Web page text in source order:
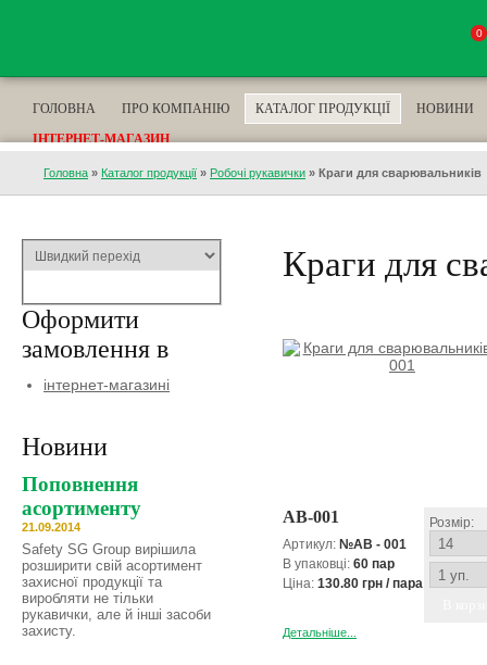
0
ГОЛОВНА ПРО КОМПАНІЮ КАТАЛОГ ПРОДУКЦІЇ
НОВИНИ
ІНТЕРНЕТ-МАГАЗИН
Головна » Каталог продукції » Робочі рукавички » Краги для сварювальників
Оформити
замовлення в
інтернет-магазині
Новини
Поповнення
асортименту
21.09.2014
Safety SG Group вирішила
розширити свій асортимент
захисної продукції та
виробляти не тільки
рукавички, але й інші засоби
захисту.
Краги для
Розмір:
AB-001
Артикул: №AB - 001
В упаковці: 60 пар
Ціна: 130.80 грн / пара
Детальніше...